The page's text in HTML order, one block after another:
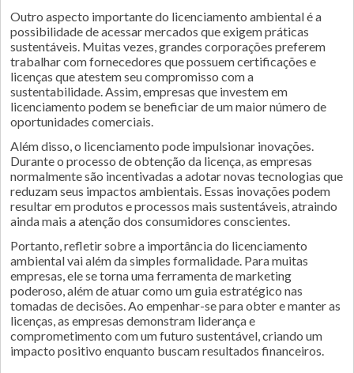
Outro aspecto importante do licenciamento ambiental é a
possibilidade de acessar mercados que exigem práticas
sustentáveis. Muitas vezes, grandes corporações preferem
trabalhar com fornecedores que possuem certificações e
licenças que atestem seu compromisso com a
sustentabilidade. Assim, empresas que investem em
licenciamento podem se beneficiar de um maior número de
oportunidades comerciais.
Além disso, o licenciamento pode impulsionar inovações.
Durante o processo de obtenção da licença, as empresas
normalmente são incentivadas a adotar novas tecnologias que
reduzam seus impactos ambientais. Essas inovações podem
resultar em produtos e processos mais sustentáveis, atraindo
ainda mais a atenção dos consumidores conscientes.
Portanto, refletir sobre a importância do licenciamento
ambiental vai além da simples formalidade. Para muitas
empresas, ele se torna uma ferramenta de marketing
poderoso, além de atuar como um guia estratégico nas
tomadas de decisões. Ao empenhar-se para obter e manter as
licenças, as empresas demonstram liderança e
comprometimento com um futuro sustentável, criando um
impacto positivo enquanto buscam resultados financeiros.